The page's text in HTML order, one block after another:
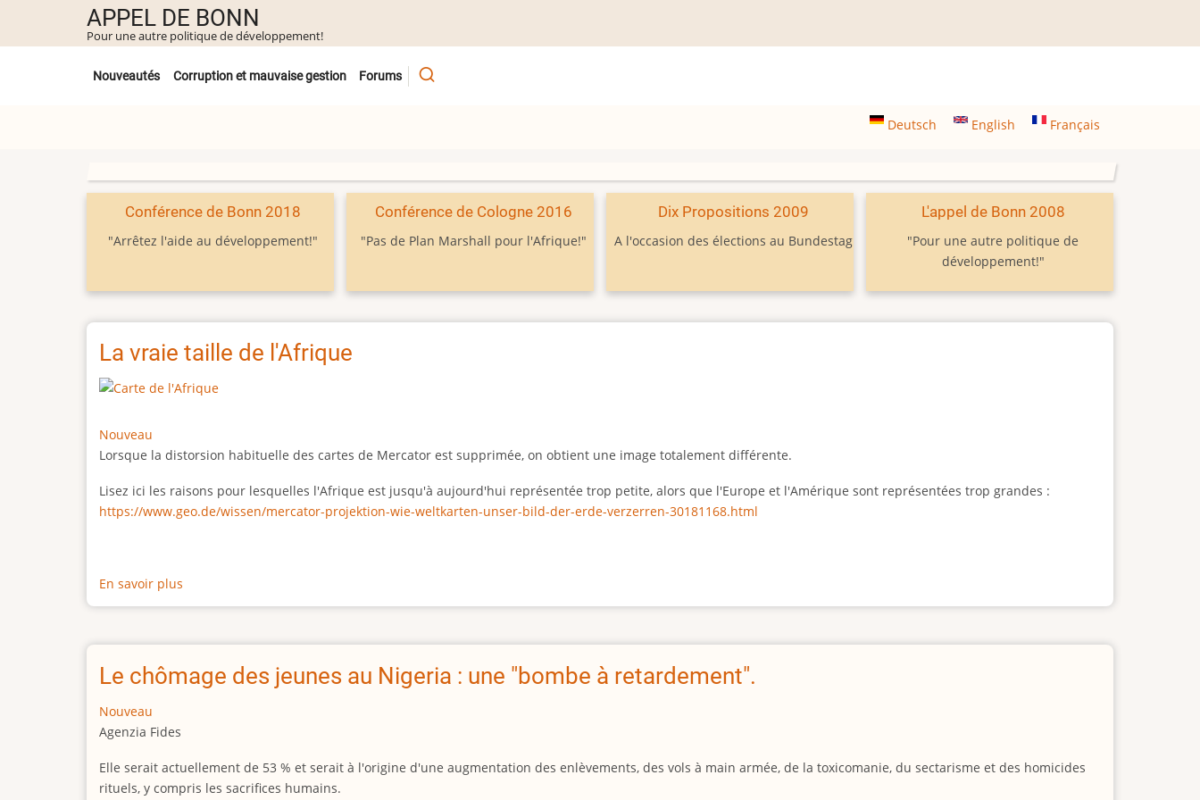
contenu
APPEL DE BONN
Pour une autre politique de développement!
Untermenü
Nouveautés Corruption et mauvaise gestion Forums
Deutsch English Français
Conférence de Bonn 2018
"Arrêtez l'aide au développement!"
Conférence de Cologne 2016
"Pas de Plan Marshall pour l'Afrique!"
Dix Propositions 2009
A l'occasion des élections au Bundestag
L'appel de Bonn 2008
"Pour une autre politique de
développement!"
La vraie taille de l'Afrique
Nouveau
Lorsque la distorsion habituelle des cartes de Mercator est supprimée, on obtient une image totalement différente.
Lisez ici les raisons pour lesquelles l'Afrique est jusqu'à aujourd'hui représentée trop petite, alors que l'Europe et l'Amérique sont représentées trop grandes :
https://www.geo.de/wissen/mercator-projektion-wie-weltkarten-unser-bild-der-erde-verzerren-30181168.html
En savoir plus
La
taille
l'Afrique
Le chômage des jeunes au Nigeria : une "bombe à retardement".
Nouveau
Agenzia Fides
Elle serait actuellement de 53 % et serait à l'origine d'une augmentation des enlèvements, des vols à main armée, de la toxicomanie, du sectarisme et des homicides
rituels, y compris les sacrifices humains.